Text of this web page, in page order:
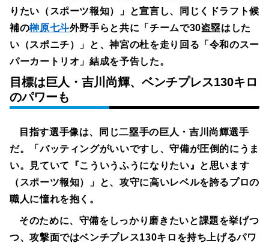
りたい（スポーツ報知）」と宣言し、同じくドラフト候
補の榊原七斗外野手らと共に「チームで30盗塁はした
い（スポニチ）」と、神宮の杜を走り回る「令和のスー
パーカートリオ」結成を予告した。
目標は巨人・吉川尚輝、ベンチプレス130キロ
のパワーも
目指す選手像は、同じ二塁手の巨人・吉川尚輝選手
だ。「バッティングがいいですし、守備が圧倒的にうま
い。見ていて『こういうふうになりたい』と思います
（スポーツ報知）」と、攻守に高いレベルを誇るプロの
職人に憧れを抱く。
そのために、守備をしっかり磨きたいと課題を挙げつ
つ、攻撃面ではベンチプレス130キロを持ち上げるパワ